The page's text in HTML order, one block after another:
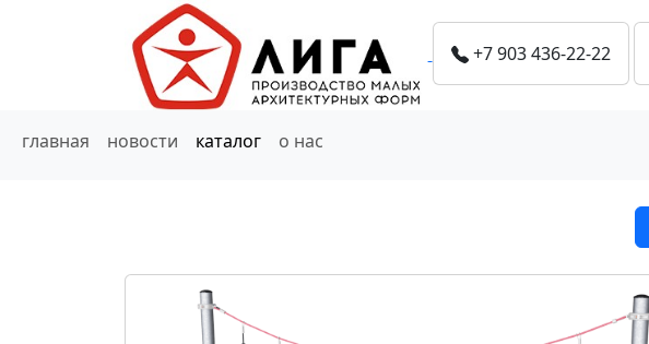
+7 903 436-22-22
главная новости каталог о нас